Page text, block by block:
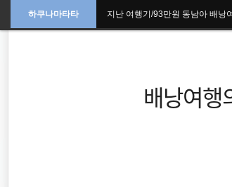
문
하쿠나마타타 지난 여행기/93만원 동남아 배낭
배낭여행
검